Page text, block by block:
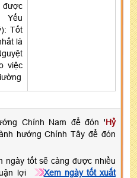
Yếu
Tốt
là
việc
Chính Nam để đón 'Hỷ
hướng Chính Tây để đón
ngày tốt sẽ càng được nhiều
lợi
Xem ngày tốt xuất